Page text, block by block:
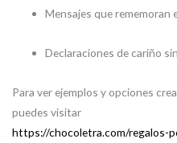
Mensajes que rememoran
Declaraciones de cariño
Para ver ejemplos y opciones
puedes visitar
https://chocoletra.com/regalos-